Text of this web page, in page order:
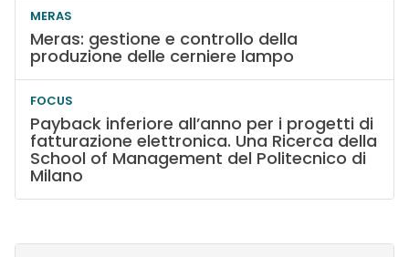
MERAS
Meras: gestione e controllo della
produzione delle cerniere lampo
FOCUS
Payback inferiore all’anno per i progetti di
fatturazione elettronica. Una Ricerca della
School of Management del Politecnico di
Milano